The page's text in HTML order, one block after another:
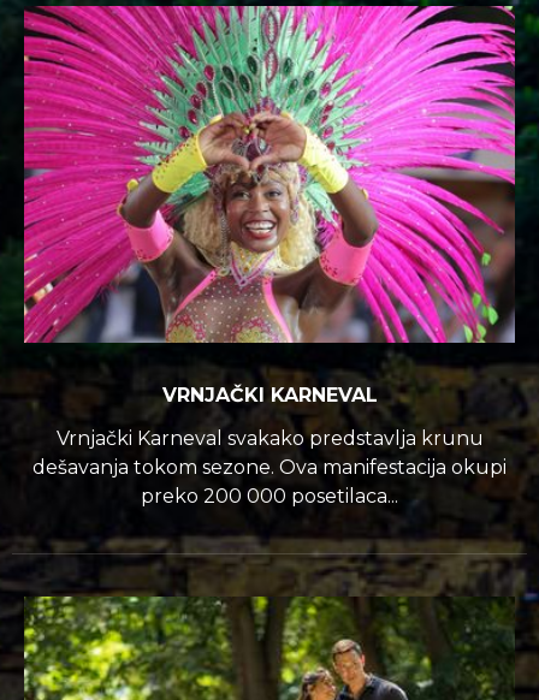
VRNJAČKI KARNEVAL
Vrnjački Karneval svakako predstavlja krunu
dešavanja tokom sezone. Ova manifestacija okupi
preko 200 000 posetilaca...